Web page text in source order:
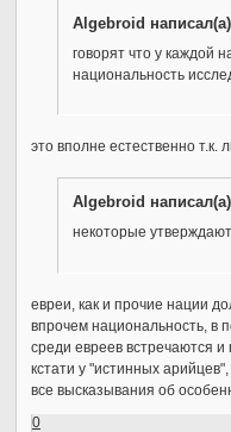
Algebroid
говорят что у каждой
национальность
это вполне естественно
Algebroid
некоторые
евреи, как и прочие нации
впрочем национальность, в
среди евреев встречаются
кстати у "истинных
все высказывания об
0